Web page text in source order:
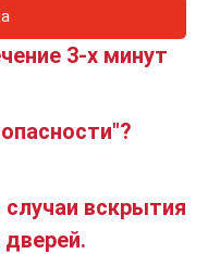
3-х минут
случаи вскрытия